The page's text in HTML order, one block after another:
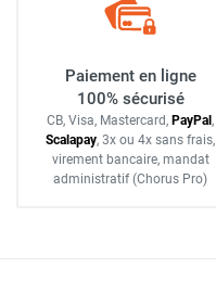
Paiement en ligne
100% sécurisé
CB, Visa, Mastercard, PayPal ,
Scalapay, 3x ou 4x sans frais,
virement bancaire, mandat
administratif (Chorus Pro)